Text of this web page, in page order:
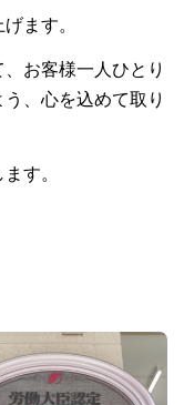
ます。
お客様一人ひとり
、心を込めて取り
す。